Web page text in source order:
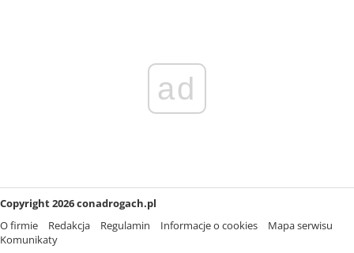
ad
Copyright 2026 conadrogach.pl
O firmie
Redakcja Regulamin Informacje o cookies
Mapa serwisu
Komunikaty